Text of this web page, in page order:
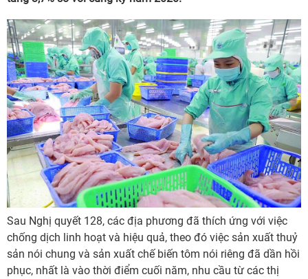
Sau Nghị quyết 128, các địa phương đã thích ứng với việc
chống dịch linh hoạt và hiệu quả, theo đó việc sản xuất thuỷ
sản nói chung và sản xuất chế biến tôm nói riêng đã dần hồi
phục, nhất là vào thời điểm cuối năm, nhu cầu từ các thị